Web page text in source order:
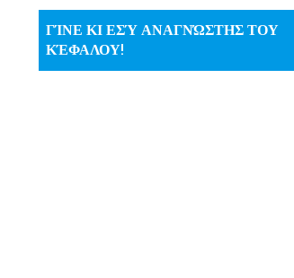
ΓΊΝΕ ΚΙ ΕΣΎ ΑΝΑΓΝΏΣΤΗΣ ΤΟΥ
ΚΈΦΑΛΟΥ!